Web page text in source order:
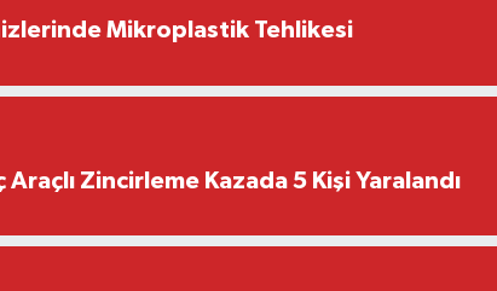
Mikroplastik Tehlikesi
Araçlı Zincirleme Kazada 5 Kişi Yaralandı